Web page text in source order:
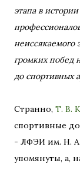
этапа в
неиссякаемого
громких побед
до спортивных
Странно, Т. В.
спортивные
- ЛФЭИ им. Н.
упомянуты, а,